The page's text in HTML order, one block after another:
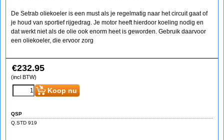
De Setrab oliekoeler is een must als je regelmatig naar het circuit gaat of
je houd van sportief rijgedrag. Je motor heeft hierdoor koeling nodig en
dat werkt niet als de olie ook enorm heet is geworden. Gebruik daarvoor
een oliekoeler, die ervoor zorg
€232.95
(incl BTW)
Koop nu
QSP
Q.STD 919